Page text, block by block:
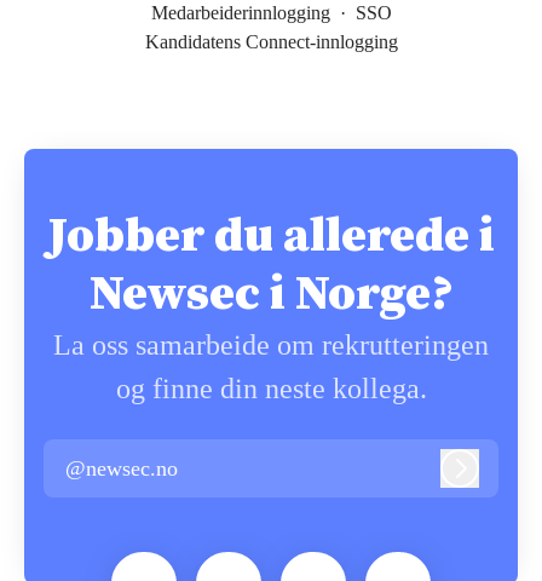
Medarbeiderinnlogging · SSO
Kandidatens Connect-innlogging
Jobber du allerede i
Newsec i Norge?
La oss samarbeide om rekrutteringen
og finne din neste kollega.
@newsec.no